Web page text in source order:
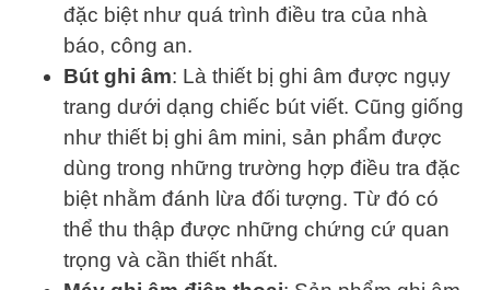
đặc biệt như quá trình điều tra của nhà
báo, công an.
Bút ghi âm: Là thiết bị ghi âm được ngụy
trang dưới dạng chiếc bút viết. Cũng giống
như thiết bị ghi âm mini, sản phẩm được
dùng trong những trường hợp điều tra đặc
biệt nhằm đánh lừa đối tượng. Từ đó có
thể thu thập được những chứng cứ quan
trọng và cần thiết nhất.